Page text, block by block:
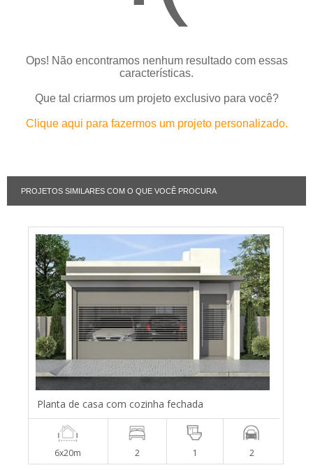
Ops! Não encontramos nenhum resultado com essas
características.
Que tal criarmos um projeto exclusivo para você?
Clique aqui para fazermos um projeto personalizado.
PROJETOS SIMILARES COM O QUE VOCÊ PROCURA
Planta de casa com cozinha fechada
6x20m 2 1 2